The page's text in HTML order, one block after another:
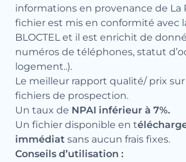
informations en provenance de La
fichier est mis en conformité avec
BLOCTEL et il est enrichit de
numéros de téléphones, statut
logement..).
Le meilleur rapport qualité/ prix
fichiers de prospection.
Un taux de NPAI inférieur à 7%.
Un fichier disponible en t
immédiat sans aucun frais fixes.
Conseils d’utilisation :